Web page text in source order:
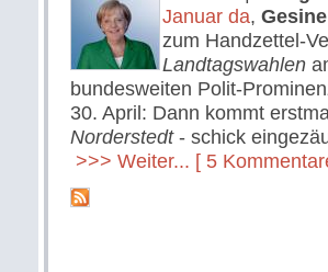
Januar da,
zum Handzettel-
Landtagswahlen
bundesweiten Polit-
30. April: Dann kommt
Norderstedt- schick
>>> Weiter... [ 5